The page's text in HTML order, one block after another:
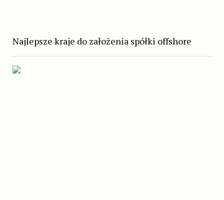
Najlepsze kraje do założenia spółki offshore